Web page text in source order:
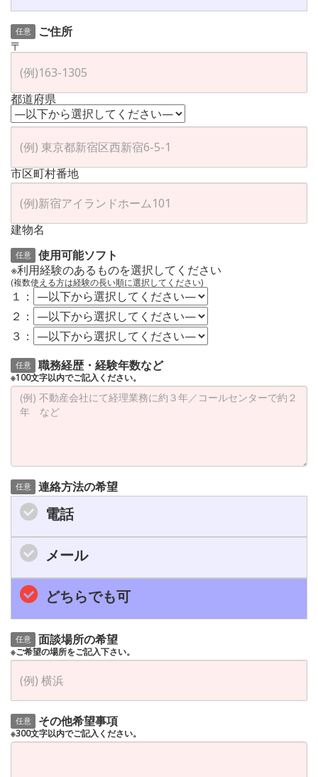
任意
ご住所
〒
都道府県
市区町村番地
建物名
任意
使用可能ソフト
※利用経験のあるものを選択してください
(複数使える方は経験の長い順に選択してください)
１：
２：
３：
任意 職務経歴・経験年数など
※100文字以内でご記入ください。
任意 連絡方法の希望
電話
メール
どちらでも可
任意 面談場所の希望
※ご希望の場所をご記入下さい。
任意 その他希望事項
※300文字以内でご記入ください。